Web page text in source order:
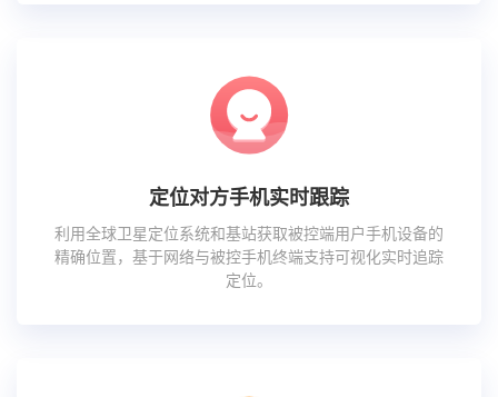
定位对方手机实时跟踪
利用全球卫星定位系统和基站获取被控端用户手机设备的
精确位置，基于网络与被控手机终端支持可视化实时追踪
定位。